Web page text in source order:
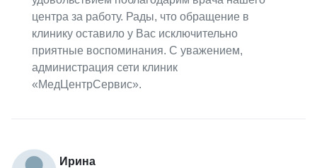
центра за работу. Рады, что обращение в
клинику оставило у Вас исключительно
приятные воспоминания. С уважением,
администрация сети клиник
«МедЦентрСервис».
Ирина